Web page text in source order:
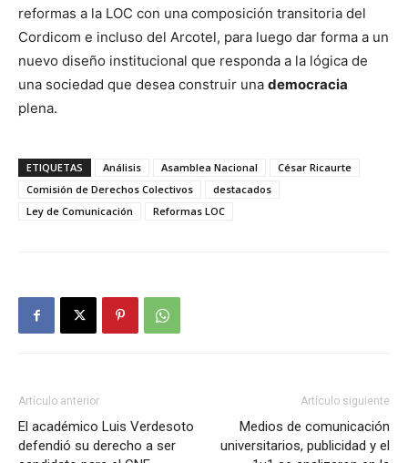
reformas a la LOC con una composición transitoria del
Cordicom e incluso del Arcotel, para luego dar forma a un
nuevo diseño institucional que responda a la lógica de
una sociedad que desea construir una democracia
plena.
ETIQUETAS Análisis Asamblea Nacional
César Ricaurte
Comisión de Derechos Colectivos
destacados
Ley de Comunicación
Reformas LOC
Artículo anterior
El académico Luis Verdesoto
defendió su derecho a ser
Artículo siguiente
Medios de comunicación
universitarios, publicidad y el